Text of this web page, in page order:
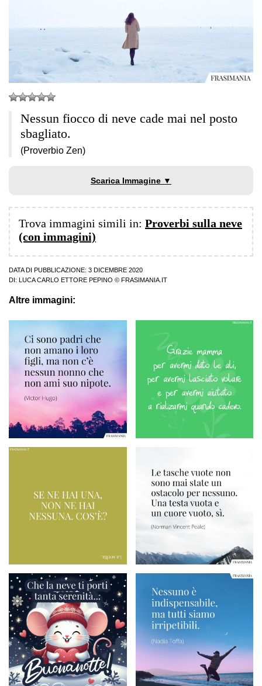
Nessun fiocco di neve cade mai nel posto
sbagliato.
(Proverbio Zen)
Scarica Immagine ▼
Trova immagini simili in: Proverbi sulla neve
(con immagini)
DATA DI PUBBLICAZIONE: 3 DICEMBRE 2020
DI:
LUCA CARLO ETTORE PEPINO © FRASIMANIA.IT
Altre immagini: